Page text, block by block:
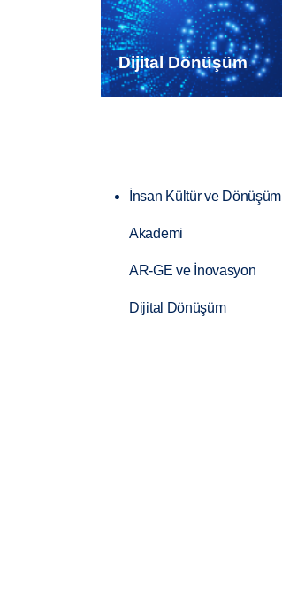
Dijital Dönüşüm
İnsan Kültür ve Dönüşüm
Akademi
AR-GE ve İnovasyon
Dijital Dönüşüm